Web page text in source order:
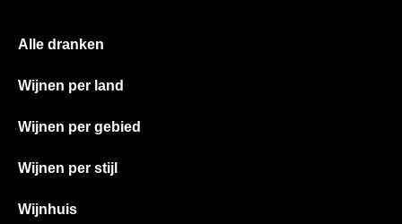
Alle dranken
Wijnen per land
Wijnen per gebied
Wijnen per stijl
Wijnhuis